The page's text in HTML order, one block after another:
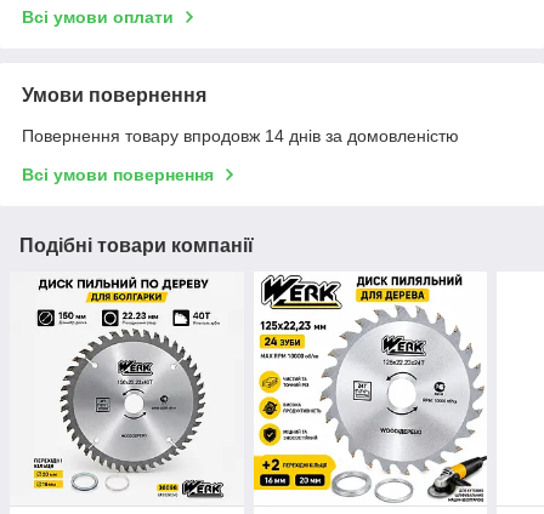
Всі умови оплати
Умови повернення
Повернення товару впродовж 14 днів за домовленістю
Всі умови повернення
Подібні товари компанії